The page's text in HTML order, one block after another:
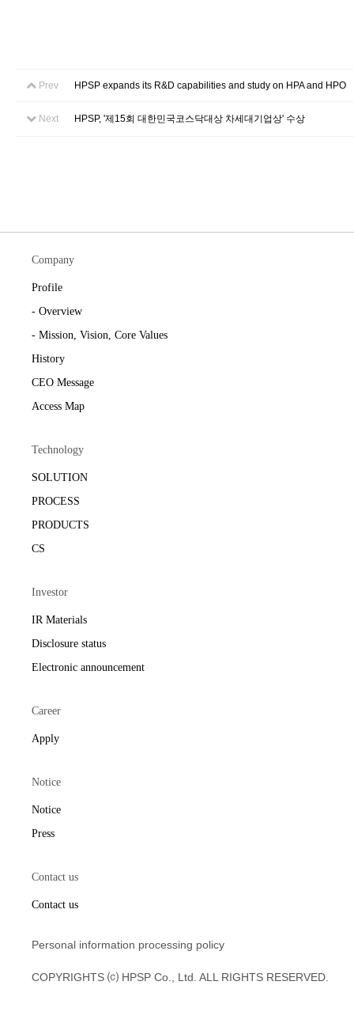
Prev HPSP expands its R&D capabilities and study on HPA and HPO
Next HPSP, '제15회 대한민국코스닥대상 차세대기업상' 수상
Company
Profile
- Overview
- Mission, Vision, Core Values
History
CEO Message
Access Map
Technology
SOLUTION
PROCESS
PRODUCTS
CS
Investor
IR Materials
Disclosure status
Electronic announcement
Career
Apply
Notice
Notice
Press
Contact us
Contact us
Personal information processing policy
COPYRIGHTS ⒞ HPSP Co., Ltd. ALL RIGHTS RESERVED.